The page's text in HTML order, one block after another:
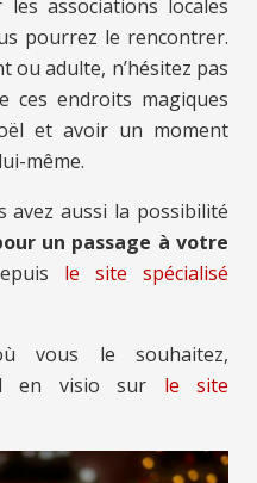
associations locales
pourrez le rencontrer.
ou adulte, n’hésitez pas
ces endroits magiques
et avoir un moment
même.
avez aussi la possibilité
un passage à votre
le site spécialisé
vous le souhaitez,
en visio sur le site